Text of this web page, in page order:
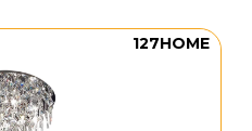
127HOME